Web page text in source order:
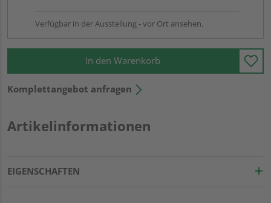
Verfügbar in der Ausstellung - vor Ort ansehen.
In den Warenkorb
Komplettangebot anfragen
Artikelinformationen
EIGENSCHAFTEN